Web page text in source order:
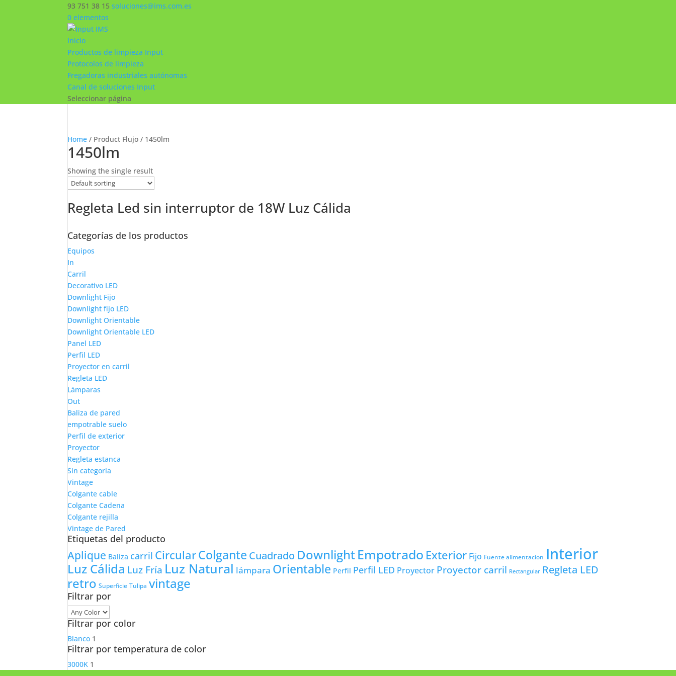
93 751 38 15 soluciones@ims.com.es
0 elementos
Inicio
Productos de limpieza Input
Protocolos de limpieza
Fregadoras industriales autónomas
Canal de soluciones Input
Seleccionar página
Home / Product Flujo / 1450lm
1450lm
Showing the single result
Regleta Led sin interruptor de 18W Luz Cálida
Categorías de los productos
Equipos
In
Carril
Decorativo LED
Downlight Fijo
Downlight fijo LED
Downlight Orientable
Downlight Orientable LED
Panel LED
Perfil LED
Proyector en carril
Regleta LED
Lámparas
Out
Baliza de pared
empotrable suelo
Perfil de exterior
Proyector
Regleta estanca
Sin categoría
Vintage
Colgante cable
Colgante Cadena
Colgante rejilla
Vintage de Pared
Etiquetas del producto
Aplique Baliza carril CircularColgante Cuadrado DownlightEmpotrado Exterior Fijo Fuente alimentacion Interior
Luz Cálida Luz Fría Luz Natural lámpara Orientable Perfil Perfil LED Proyector Proyector carril Rectangular Regleta LED
retro Superficie Tulipa vintage
Filtrar por
Filtrar por color
Blanco 1
Filtrar por temperatura de color
3000K 1